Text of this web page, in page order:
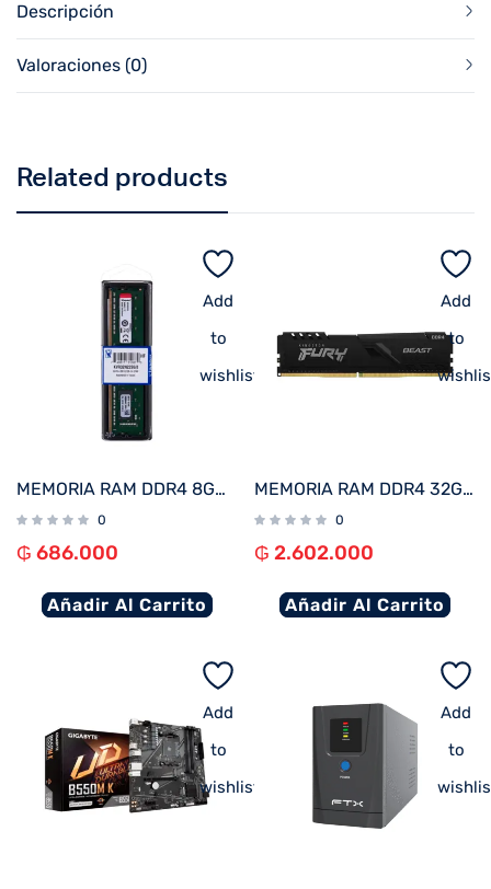
Descripción
Valoraciones (0)
Related products
Add
to
wishlist
MEMORIA RAM DDR4 8GB 3200 KINGSTON KVR32N22S6/8
0
₲ 686.000
Añadir Al Carrito
Add
to
MEMORIA RAM DDR4 32GB 3200 KINGSTON FURY BEAST BK KF432C16BB/32
0
₲ 2.602.000
Añadir Al Carrito
Add
to
wishlist
Add
to